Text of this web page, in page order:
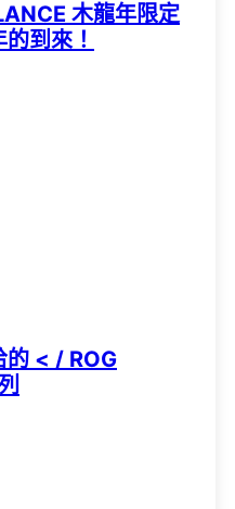
木龍年限定
到來！
的 < / ROG